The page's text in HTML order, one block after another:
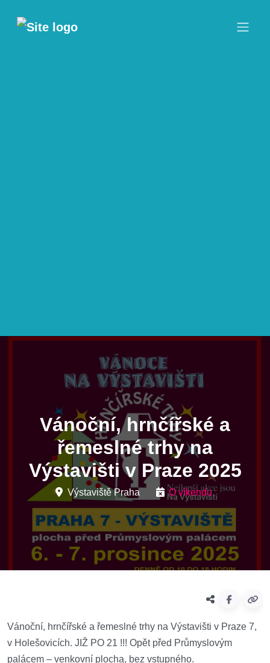
Vánoční, hrnčířské a
řemeslné trhy na
Výstavišti v Praze 2025
Výstaviště Praha O víkendu
Vánoční, hrnčířské a řemeslné trhy na Výstavišti v Praze 7,
v Holešovicích. JIŽ PO 21 !!! Opět před Průmyslovým
palácem – venkovní plocha, bez vstupného.